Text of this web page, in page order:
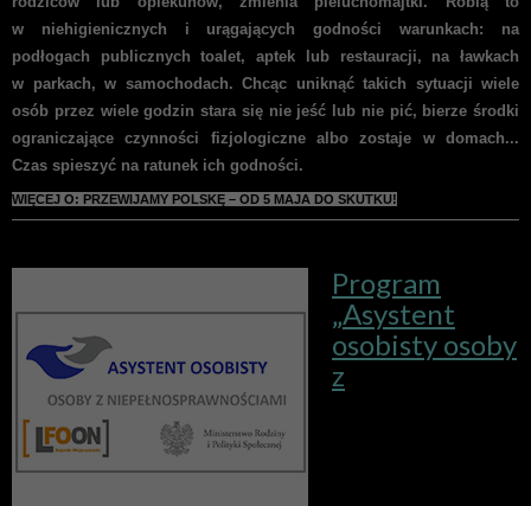
w niehigienicznych i urągających godności warunkach: na
podłogach publicznych toalet, aptek lub restauracji, na ławkach
w parkach, w samochodach. Chcąc uniknąć takich sytuacji wiele
osób przez wiele godzin stara się nie jeść lub nie pić, bierze środki
ograniczające czynności fizjologiczne albo zostaje w domach...
Czas spieszyć na ratunek ich godności.
WIĘCEJ O: PRZEWIJAMY POLSKĘ – OD 5 MAJA DO SKUTKU!
Program
„Asystent
osobisty osoby
z